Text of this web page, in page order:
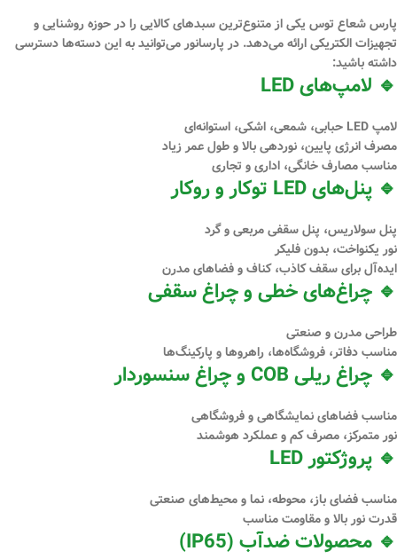
پارس شعاع توس یکی از متنوع‌ترین سبدهای کالایی را در حوزه روشنایی و
تجهیزات الکتریکی ارائه می‌دهد. در پارسانور می‌توانید به این دسته‌ها دسترسی
داشته باشید:
🔹 لامپ‌های LED
لامپ LED حبابی، شمعی، اشکی، استوانه‌ای
مصرف انرژی پایین، نوردهی بالا و طول عمر زیاد
مناسب مصارف خانگی، اداری و تجاری
🔹 پنل‌های LED توکار و روکار
پنل سولاریس، پنل سقفی مربعی و گرد
نور یکنواخت، بدون فلیکر
ایده‌آل برای سقف کاذب، کناف و فضاهای مدرن
🔹 چراغ‌های خطی و چراغ سقفی
طراحی مدرن و صنعتی
مناسب دفاتر، فروشگاه‌ها، راهروها و پارکینگ‌ها
🔹 چراغ ریلی COB و چراغ سنسوردار
مناسب فضاهای نمایشگاهی و فروشگاهی
نور متمرکز، مصرف کم و عملکرد هوشمند
🔹 پروژکتور LED
مناسب فضای باز، محوطه، نما و محیط‌های صنعتی
قدرت نور بالا و مقاومت مناسب
🔹 محصولات ضدآب (IP65)